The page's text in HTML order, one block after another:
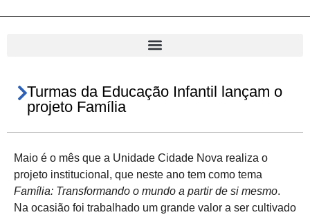
Turmas da Educação Infantil lançam o
projeto Família
Maio é o mês que a Unidade Cidade Nova realiza o
projeto institucional, que neste ano tem como tema
Família: Transformando o mundo a partir de si mesmo.
Na ocasião foi trabalhado um grande valor a ser cultivado